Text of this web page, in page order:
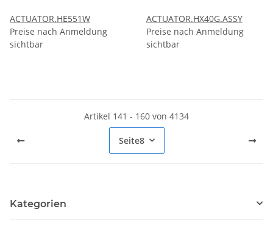
ACTUATOR.HE551W
Preise nach Anmeldung
sichtbar
ACTUATOR.HX40G.ASSY
Preise nach Anmeldung
sichtbar
Artikel 141 - 160 von 4134
Seite8
Kategorien